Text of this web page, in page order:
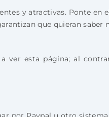
y atractivas. Ponte en
que quieran saber
ver esta página; al